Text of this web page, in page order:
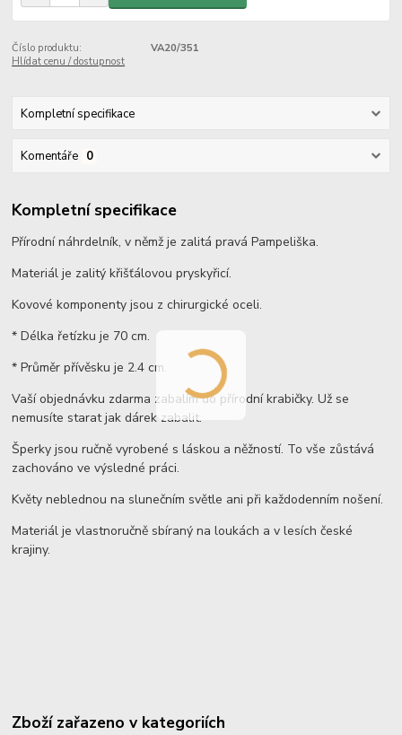
Číslo produktu:
VA20/351
Hlídat cenu / dostupnost
Kompletní specifikace
Komentáře 0
Kompletní specifikace
Přírodní náhrdelník, v němž je zalitá pravá Pampeliška.
Materiál je zalitý křišťálovou pryskyřicí.
Kovové komponenty jsou z chirurgické oceli.
* Délka řetízku je 70 cm.
* Průměr přívěsku je 2.4 cm.
Vaší objednávku zdarma zabalím do přírodní krabičky. Už se
nemusíte starat jak dárek zabalit.
Šperky jsou ručně vyrobené s láskou a něžností. To vše zůstává
zachováno ve výsledné práci.
Květy neblednou na slunečním světle ani při každodenním nošení.
Materiál je vlastnoručně sbíraný na loukách a v lesích české
krajiny.
Zboží zařazeno v kategoriích